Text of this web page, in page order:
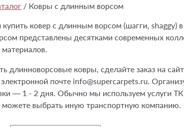
/ Ковры с длинным ворсом
ковер с длинным ворсом (шагги,
представлены десятками современных
длинноворсовые ковры, сделайте заказ на
почте info@supercarpets.ru.
— 1 - 2 дня. Обычно мы используем услуги
выбрать иную транспортную компанию.